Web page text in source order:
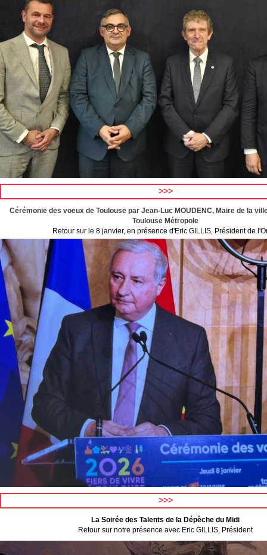
>>>
Cérémonie des voeux de Toulouse par Jean-Luc MOUDENC, Maire de la
Toulouse Métropole
Retour sur le 8 janvier, en présence d'Eric GILLIS, Président de
>>>
La Soirée des Talents de la Dépêche du Midi
Retour sur notre présence avec Eric GILLIS, Président